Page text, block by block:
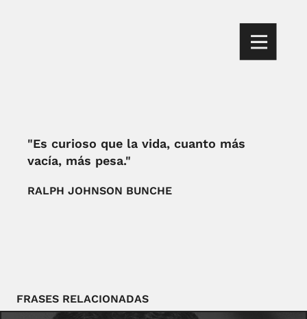
"Es curioso que la vida, cuanto más
vacía, más pesa."
RALPH JOHNSON BUNCHE
FRASES RELACIONADAS